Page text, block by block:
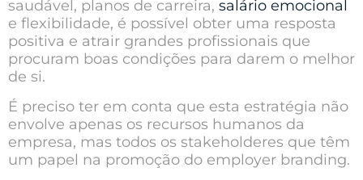
saudável, planos de carreira, salário emocional
e flexibilidade, é possível obter uma resposta
positiva e atrair grandes profissionais que
procuram boas condições para darem o melhor
de si.
É preciso ter em conta que esta estratégia não
envolve apenas os recursos humanos da
empresa, mas todos os stakeholderes que têm
um papel na promoção do employer branding.